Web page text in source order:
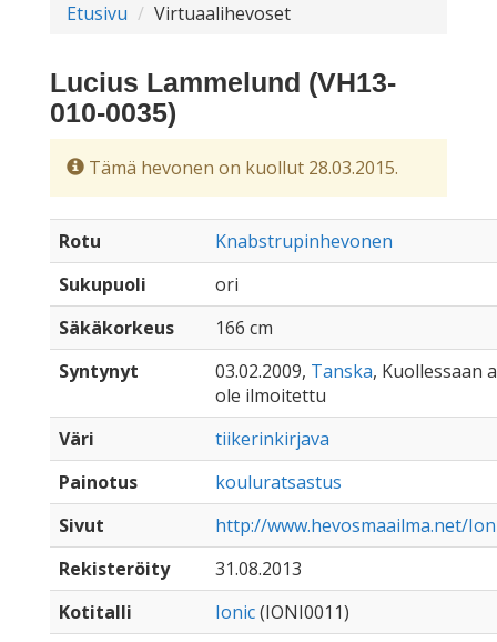
Etusivu Virtuaalihevoset
Lucius Lammelund (VH13-
010-0035)
Tämä hevonen on kuollut 28.03.2015.
Rotu
Knabstrupinhevonen
Sukupuoli
ori
Säkäkorkeus
166 cm
Syntynyt
03.02.2009, Tanska, Kuollessaan
ole ilmoitettu
Väri
tiikerinkirjava
Painotus
kouluratsastus
Sivut
http://www.hevosmaailma.net/
Rekisteröity
31.08.2013
Kotitalli
Ionic(IONI0011)